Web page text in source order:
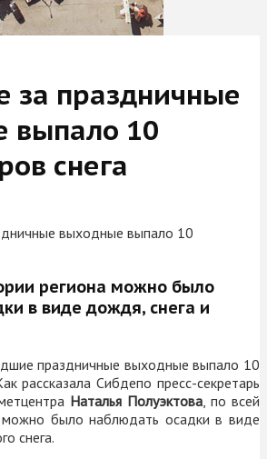
за праздничные
выпало 10
снега
региона можно было
в виде дождя, снега и
праздничные выходные выпало 10
рассказала Сибдепо пресс-секретарь
Наталья Полуэктова , по всей
можно было наблюдать осадки в виде
снега.